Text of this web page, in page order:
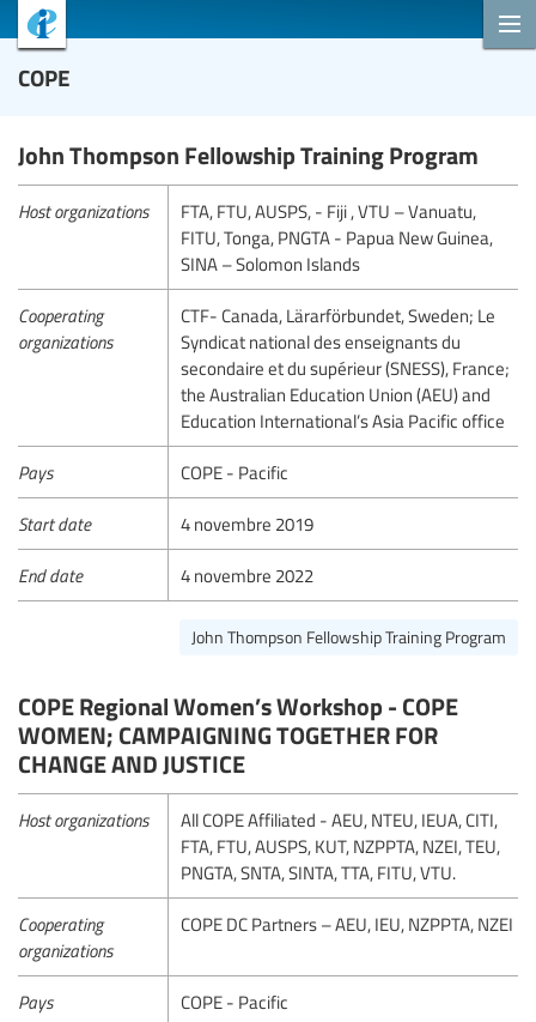
COPE
John Thompson Fellowship Training Program
Host organizations
FTA, FTU, AUSPS, - Fiji , VTU – Vanuatu,
FITU, Tonga, PNGTA - Papua New Guinea,
SINA – Solomon Islands
Cooperating
organizations
CTF- Canada, Lärarförbundet, Sweden; Le
Syndicat national des enseignants du
secondaire et du supérieur (SNESS), France;
the Australian Education Union (AEU) and
Education International’s Asia Pacific office
Pays COPE - Pacific
Start date 4 novembre 2019
End date 4 novembre 2022
John Thompson Fellowship Training Program
COPE Regional Women’s Workshop - COPE
WOMEN; CAMPAIGNING TOGETHER FOR
CHANGE AND JUSTICE
Host organizations
All COPE Affiliated - AEU, NTEU, IEUA, CITI,
FTA, FTU, AUSPS, KUT, NZPPTA, NZEI, TEU,
PNGTA, SNTA, SINTA, TTA, FITU, VTU.
Cooperating
organizations
COPE DC Partners – AEU, IEU, NZPPTA, NZEI
Pays COPE - Pacific